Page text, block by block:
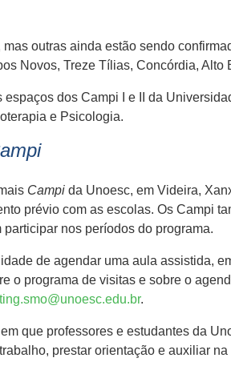
outras ainda estão sendo
Novos, Treze Tílias, Concórdia,
dos Campi I e II da
e Psicologia.
Campi da Unoesc, em Videira,
prévio com as escolas. Os Campi
nos períodos do programa.
de agendar uma aula assistida,
o programa de visitas e sobre o
.
que professores e estudantes da
prestar orientação e auxiliar